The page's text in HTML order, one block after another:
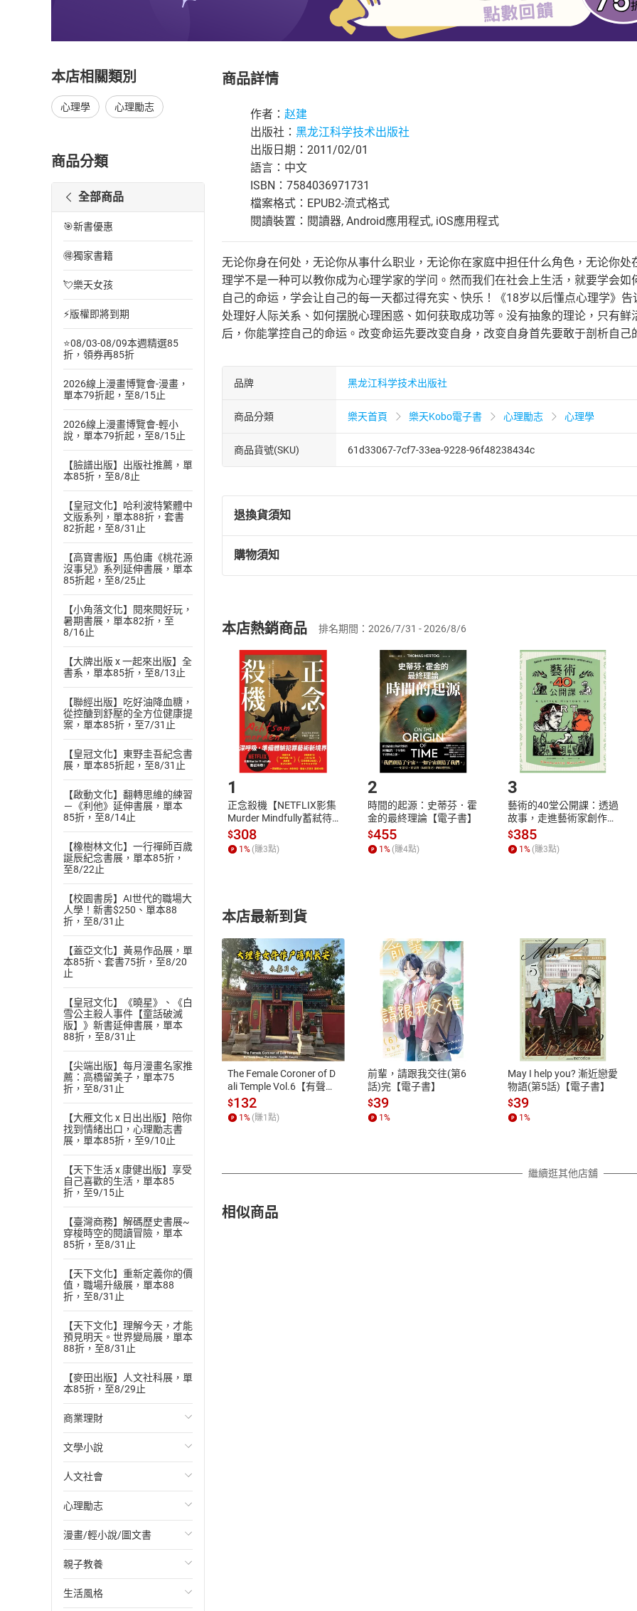
本店相關類別
心理學 心理勵志
商品分類
全部商品
🎯新書優惠
🉐獨家書籍
💘樂天女孩
⚡版權即將到期
⭐08/03-08/09本週精選85
折，領券再85折
2026線上漫畫博覽會-漫畫，
單本79折起，至8/15止
2026線上漫畫博覽會-輕小
說，單本79折起，至8/15止
【臉譜出版】出版社推薦，單
本85折，至8/8止
【皇冠文化】哈利波特繁體中
文版系列，單本88折，套書
82折起，至8/31止
【高寶書版】馬伯庸《桃花源
沒事兒》系列延伸書展，單本
85折起，至8/25止
【小角落文化】閱來閱好玩，
暑期書展，單本82折，至
8/16止
【大牌出版 x 一起來出版】全
書系，單本85折，至8/13止
【聯經出版】吃好油降血糖，
從控醣到舒壓的全方位健康提
案，單本85折，至7/31止
【皇冠文化】東野圭吾紀念書
展，單本85折起，至8/31止
【啟動文化】翻轉思維的練習
－《利他》延伸書展，單本
85折，至8/14止
【橡樹林文化】一行禪師百歲
誕辰紀念書展，單本85折，
至8/22止
【校園書房】AI世代的職場大
人學！新書$250、單本88
折，至8/31止
【蓋亞文化】黃易作品展，單
本85折、套書75折，至8/20
止
【皇冠文化】《曉星》、《白
雪公主殺人事件【童話破滅
版】》新書延伸書展，單本
88折，至8/31止
【尖端出版】每月漫畫名家推
薦：高橋留美子，單本75
折，至8/31止
【大雁文化 x 日出出版】陪你
找到情緒出口，心理勵志書
展，單本85折，至9/10止
【天下生活 x 康健出版】享受
自己喜歡的生活，單本85
折，至9/15止
【臺灣商務】解碼歷史書展~
穿梭時空的閱讀冒險，單本
85折，至8/31止
【天下文化】重新定義你的價
值，職場升級展，單本88
折，至8/31止
【天下文化】理解今天，才能
預見明天。世界變局展，單本
88折，至8/31止
【麥田出版】人文社科展，單
本85折，至8/29止
商業理財
投資理財
經濟/趨勢
財務/金融
管理/領導
職場工作術
成功法
文學小說
歐美文學
日本文學
韓國文學
華文文學
經典文學
人文社會
國際關係
政治
社會科學
台灣/中國歷史
心理勵志
心靈成長/情緒
人際關係
兩性關係
漫畫/輕小說/圖文書
輕小說
奇幻/科幻
親子教養
教育現場
生活風格
商品詳情
作者： 赵建
出版社： 黑龙江科学技术出版社
出版日期：2011/02/01
語言：中文
ISBN：7584036971731
檔案格式：EPUB2-流式格式
閱讀裝置：閱讀器, Android應用程式, iOS應用程式
无论你身在何处，无论你从事什么职业，无论你在家庭中担任什么角色，无论你
理学不是一种可以教你成为心理学家的学问。然而我们在社会上生活，就要学会
自己的命运，学会让自己的每一天都过得充实、快乐！《18岁以后懂点心理学》
处理好人际关系、如何摆脱心理困惑、如何获取成功等。没有抽象的理论，只有
后，你能掌控自己的命运。改变命运先要改变自身，改变自身首先要敢于剖析自己
品牌 黑龙江科学技术出版社
商品分類 樂天首頁 樂天Kobo電子書 心理勵志 心理學
商品貨號(SKU) 61d33067-7cf7-33ea-9228-96f48238434c
退換貨須知
退換貨規定：
(一)依消費者保護法第19條第1項後段暨通訊交易解除權合理例外情事適用
(二)消費者訂購本店鋪之商品即代表知悉本店鋪所銷售之商品為電子書，
且已下載/存取電子書，不得請求退貨退款。
退貨方式：您欲取消訂單或辦理退貨時，請登入樂天市場，並於「我的訂單
貨」，本店鋪將依您的申請進行審核，待審核通過後將為您辦理退款事宜。
請注意，樂天市場須以整筆訂單為單位進行取消/退貨，恕無法以單支商品取
購物須知
挑選商品
Choose
放入購物車
Shopping cart
登入帳號
Login
購書後，如何開始使用？
Step1.選擇閱讀載具 Step2.登入
付款方式
ATM轉帳、信用卡、LINE PAY、AFTEE
退換貨規範
本店是否提供消費者保護法七日猶
之權利，遽消費者保護法及通訊交
除權合理例外情事適用準則，依商
質各有不同規定。詳細退換貨說明
照各商品說明。
本店熱銷商品 排名期間：2026/7/31 - 2026/8/6
1
正念殺機【NETFLIX影集
Murder Mindfully蓄弒待
發】【電子書】
$308
1 % (賺3點)
2
時間的起源：史蒂芬．霍
金的最終理論【電子書】
$455
1 % (賺4點)
3
藝術的40堂公開課：透過
故事，走進藝術家創作現
場，看藝術如何誕生、如
何形塑人類生活【電子
書】
$385
1 % (賺3點)
本店最新到貨
The Female Coroner of D
ali Temple Vol.6【有聲
書】
$132
1 % (賺1 點)
前輩，請跟我交往(第6
話)完【電子書】
$39
1 %
May I help you? 漸近戀愛
物語(第5話)【電子書】
$39
1 %
繼續逛其他店舖
相似商品